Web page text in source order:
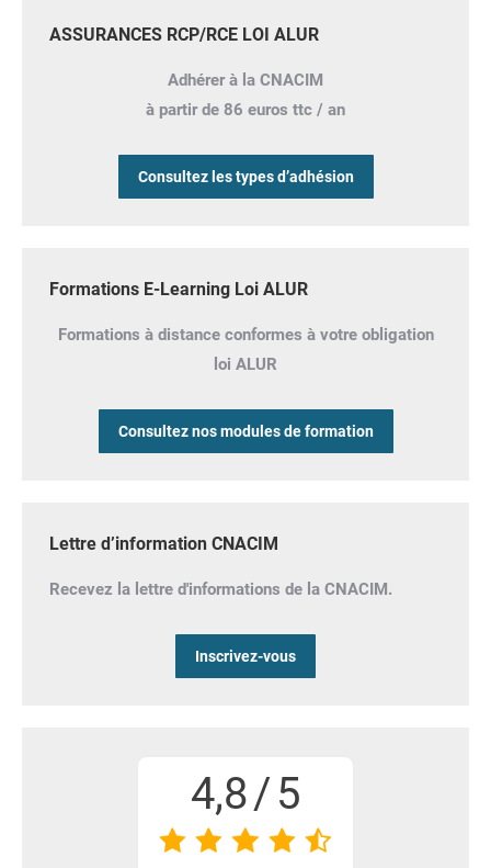
ASSURANCES RCP/RCE LOI ALUR
Adhérer à la CNACIM
à partir de 86 euros ttc / an
Consultez les types d’adhésion
Formations E-Learning Loi ALUR
Formations à distance conformes à votre obligation
loi ALUR
Consultez nos modules de formation
Lettre d’information CNACIM
Recevez la lettre d'informations de la CNACIM.
Inscrivez-vous
4,8/5